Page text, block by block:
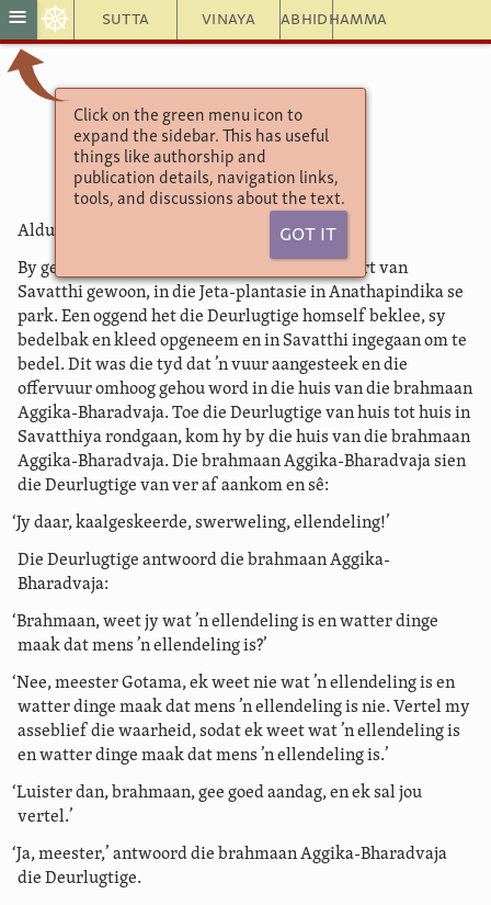
Sutta Vinaya Abhidhamma
≡ ☸
Click on the green menu icon to
expand the sidebar. This has useful
things like authorship and
publication details, navigation links,
tools, and discussions about the text.
Got It
Sutta Nipāta 1.7
Ellendeling
Aldus het ek gehoor:
By geleentheid het die Deurlugtige in die buurt van
Savatthi gewoon, in die Jeta-plantasie in Anathapindika se
park. Een oggend het die Deurlugtige homself beklee, sy
bedelbak en kleed opgeneem en in Savatthi ingegaan om te
bedel. Dit was die tyd dat ’n vuur aangesteek en die
offervuur omhoog gehou word in die huis van die brahmaan
Aggika-Bharadvaja. Toe die Deurlugtige van huis tot huis in
Savatthiya rondgaan, kom hy by die huis van die brahmaan
Aggika-Bharadvaja. Die brahmaan Aggika-Bharadvaja sien
die Deurlugtige van ver af aankom en sê:
‘Jy daar, kaalgeskeerde, swerweling, ellendeling!’
Die Deurlugtige antwoord die brahmaan Aggika-
Bharadvaja:
‘Brahmaan, weet jy wat ’n ellendeling is en watter dinge
maak dat mens ’n ellendeling is?’
‘Nee, meester Gotama, ek weet nie wat ’n ellendeling is en
watter dinge maak dat mens ’n ellendeling is nie. Vertel my
asseblief die waarheid, sodat ek weet wat ’n ellendeling is
en watter dinge maak dat mens ’n ellendeling is.’
‘Luister dan, brahmaan, gee goed aandag, en ek sal jou
vertel.’
‘Ja, meester,’ antwoord die brahmaan Aggika-Bharadvaja
die Deurlugtige.